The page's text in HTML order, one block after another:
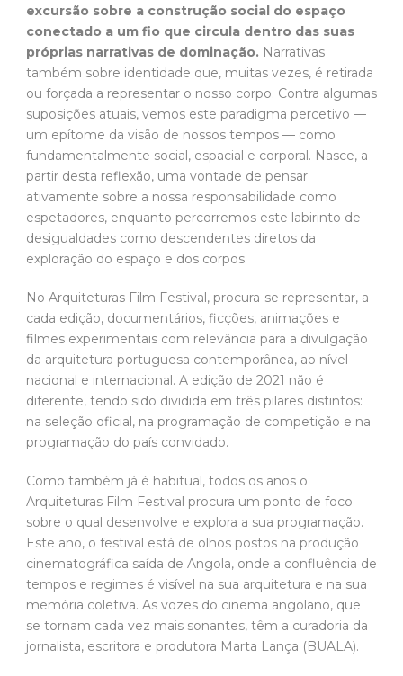
excursão sobre a construção social do espaço
conectado a um fio que circula dentro das suas
próprias narrativas de dominação. Narrativas
também sobre identidade que, muitas vezes, é retirada
ou forçada a representar o nosso corpo. Contra algumas
suposições atuais, vemos este paradigma percetivo —
um epítome da visão de nossos tempos — como
fundamentalmente social, espacial e corporal. Nasce, a
partir desta reflexão, uma vontade de pensar
ativamente sobre a nossa responsabilidade como
espetadores, enquanto percorremos este labirinto de
desigualdades como descendentes diretos da
exploração do espaço e dos corpos.
No Arquiteturas Film Festival, procura-se representar, a
cada edição, documentários, ficções, animações e
filmes experimentais com relevância para a divulgação
da arquitetura portuguesa contemporânea, ao nível
nacional e internacional. A edição de 2021 não é
diferente, tendo sido dividida em três pilares distintos:
na seleção oficial, na programação de competição e na
programação do país convidado.
Como também já é habitual, todos os anos o
Arquiteturas Film Festival procura um ponto de foco
sobre o qual desenvolve e explora a sua programação.
Este ano, o festival está de olhos postos na produção
cinematográfica saída de Angola, onde a confluência de
tempos e regimes é visível na sua arquitetura e na sua
memória coletiva. As vozes do cinema angolano, que
se tornam cada vez mais sonantes, têm a curadoria da
jornalista, escritora e produtora Marta Lança (BUALA).